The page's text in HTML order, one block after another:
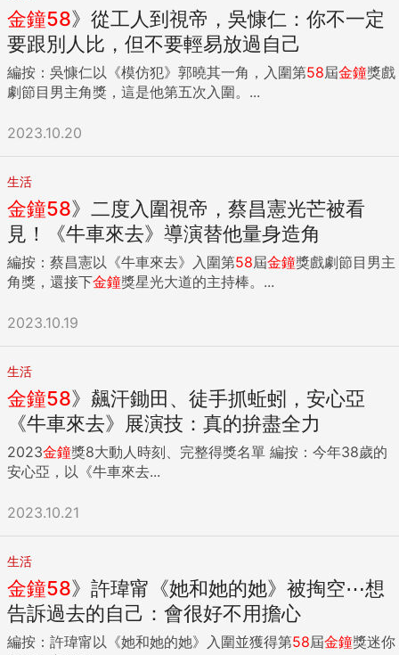
金鐘58》從工人到視帝，吳慷仁：你不一定
要跟別人比，但不要輕易放過自己
編按：吳慷仁以《模仿犯》郭曉其一角，入圍第58屆金鐘獎戲
劇節目男主角獎，這是他第五次入圍。...
2023.10.20
生活
金鐘58》二度入圍視帝，蔡昌憲光芒被看
見！《牛車來去》導演替他量身造角
編按：蔡昌憲以《牛車來去》入圍第58屆金鐘獎戲劇節目男主
角獎，還接下金鐘獎星光大道的主持棒。...
2023.10.19
生活
金鐘58》飆汗鋤田、徒手抓蚯蚓，安心亞
《牛車來去》展演技：真的拚盡全力
2023金鐘獎8大動人時刻、完整得獎名單 編按：今年38歲的
安心亞，以《牛車來去...
2023.10.21
生活
金鐘58》許瑋甯《她和她的她》被掏空⋯想
告訴過去的自己：會很好不用擔心
編按：許瑋甯以《她和她的她》入圍並獲得第58屆金鐘獎迷你